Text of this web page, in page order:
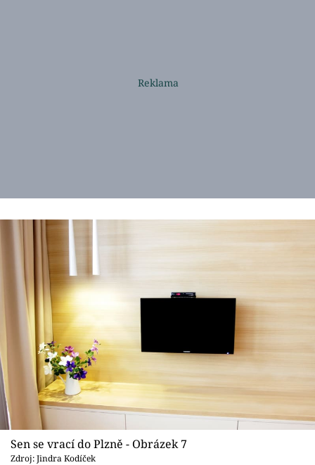
Sen se vrací do Plzně - Obrázek 7
Zdroj: Jindra Kodíček